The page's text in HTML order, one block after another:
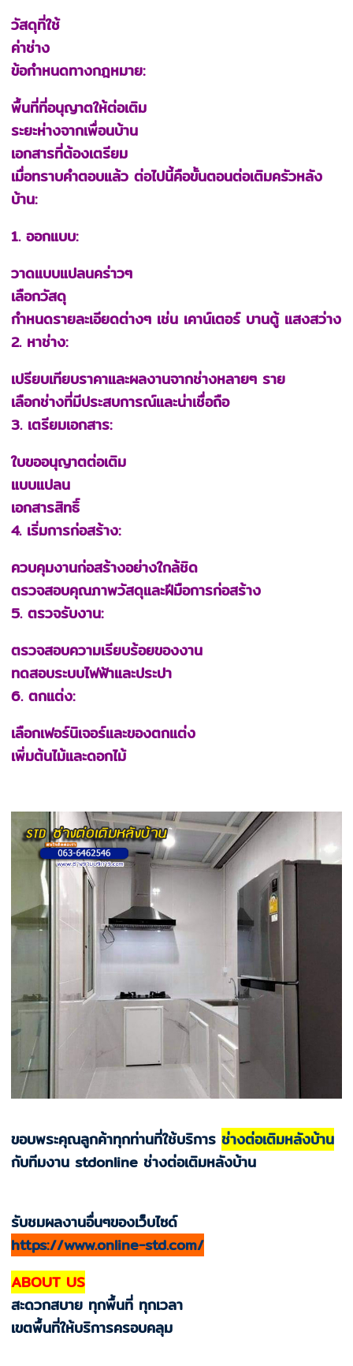
วัสดุที่ใช้
ค่าช่าง
ข้อกำหนดทางกฎหมาย:
พื้นที่ที่อนุญาตให้ต่อเติม
ระยะห่างจากเพื่อนบ้าน
เอกสารที่ต้องเตรียม
เมื่อทราบคำตอบแล้ว ต่อไปนี้คือขั้นตอนต่อเติมครัวหลัง
บ้าน:
1. ออกแบบ:
วาดแบบแปลนคร่าวๆ
เลือกวัสดุ
กำหนดรายละเอียดต่างๆ เช่น เคาน์เตอร์ บานตู้ แสงสว่าง
2. หาช่าง:
เปรียบเทียบราคาและผลงานจากช่างหลายๆ ราย
เลือกช่างที่มีประสบการณ์และน่าเชื่อถือ
3. เตรียมเอกสาร:
ใบขออนุญาตต่อเติม
แบบแปลน
เอกสารสิทธิ์
4. เริ่มการก่อสร้าง:
ควบคุมงานก่อสร้างอย่างใกล้ชิด
ตรวจสอบคุณภาพวัสดุและฝีมือการก่อสร้าง
5. ตรวจรับงาน:
ตรวจสอบความเรียบร้อยของงาน
ทดสอบระบบไฟฟ้าและประปา
6. ตกแต่ง:
เลือกเฟอร์นิเจอร์และของตกแต่ง
เพิ่มต้นไม้และดอกไม้
ขอบพระคุณลูกค้าทุกท่านที่ใช้บริการ ช่างต่อเติมหลังบ้าน
กับทีมงาน stdonline ช่างต่อเติมหลังบ้าน
รับชมผลงานอื่นๆของเว็บไซด์
https://www.online-std.com/
ABOUT US
สะดวกสบาย ทุกพื้นที่ ทุกเวลา
เขตพื้นที่ให้บริการครอบคลุม